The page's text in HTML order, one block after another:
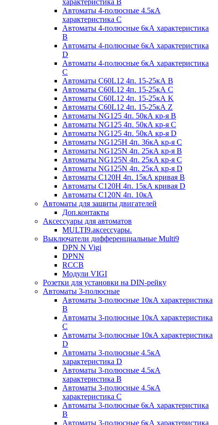
Автоматы 4-полюсные 4.5кА
характеристика С
Автоматы 4-полюсные 6кА характеристика
B
Автоматы 4-полюсные 6кА характеристика
D
Автоматы 4-полюсные 6кА характеристика
С
Автоматы C60L12 4п. 15-25кА B
Автоматы C60L12 4п. 15-25кА C
Автоматы C60L12 4п. 15-25кА K
Автоматы C60L12 4п. 15-25кА Z
Автоматы NG125 4п. 50кА кр-я B
Автоматы NG125 4п. 50кА кр-я C
Автоматы NG125 4п. 50кА кр-я D
Автоматы NG125H 4п. 36кА кр-я C
Автоматы NG125N 4п. 25кА кр-я B
Автоматы NG125N 4п. 25кА кр-я C
Автоматы NG125N 4п. 25кА кр-я D
Автоматы С120H 4п. 15кА кривая B
Автоматы С120H 4п. 15кА кривая D
Автоматы С120N 4п. 10кА
Автоматы для защиты двигателей
Доп.контакты
Аксессуары для автоматов
MULTI9.аксессуары.
Выключатели дифференциальные Multi9
DPN N Vigi
DPNN
RCCB
Модули VIGI
Розетки для установки на DIN-рейку
Автоматы 3-полюсные
Автоматы 3-полюсные 10кА характеристика
B
Автоматы 3-полюсные 10кА характеристика
C
Автоматы 3-полюсные 10кА характеристика
D
Автоматы 3-полюсные 4.5кА
характеристика D
Автоматы 3-полюсные 4.5кА
характеристика В
Автоматы 3-полюсные 4.5кА
характеристика С
Автоматы 3-полюсные 6кА характеристика
B
Автоматы 3-полюсные 6кА характеристика